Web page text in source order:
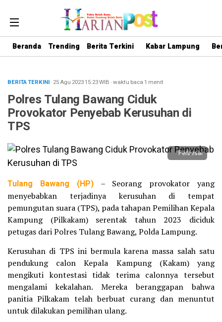
Beranda Trending Berita Terkini Kabar Lampung
BERITA TERKINI· 25 Agu 202315:23WIB ·waktu baca 1 menit
Polres Tulang Bawang Ciduk
Provokator Penyebab Kerusuhan di
TPS
Perbesar
Tulang Bawang (HP)– Seorang provokator yang
menyebabkan terjadinya kerusuhan di tempat
pemungutan suara (TPS), pada tahapan Pemilihan Kepala
Kampung (Pilkakam) serentak tahun 2023 diciduk
petugas dari Polres Tulang Bawang, Polda Lampung.
Kerusuhan di TPS ini bermula karena massa salah satu
pendukung calon Kepala Kampung (Kakam) yang
mengikuti kontestasi tidak terima calonnya tersebut
mengalami kekalahan. Mereka beranggapan bahwa
panitia Pilkakam telah berbuat curang dan menuntut
untuk dilakukan pemilihan ulang.